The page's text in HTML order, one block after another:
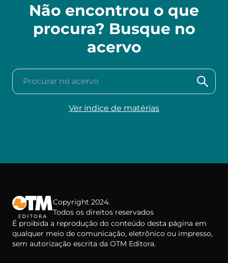
Não encontrou o que
procura? Busque no
acervo
Procurar no acervo
Ver índice de matérias
Copyright 2024.
Todos os direitos reservados
É proibida a reprodução do conteúdo desta página em
qualquer meio de comunicação, eletrônico ou impresso,
sem autorização escrita da OTM Editora.